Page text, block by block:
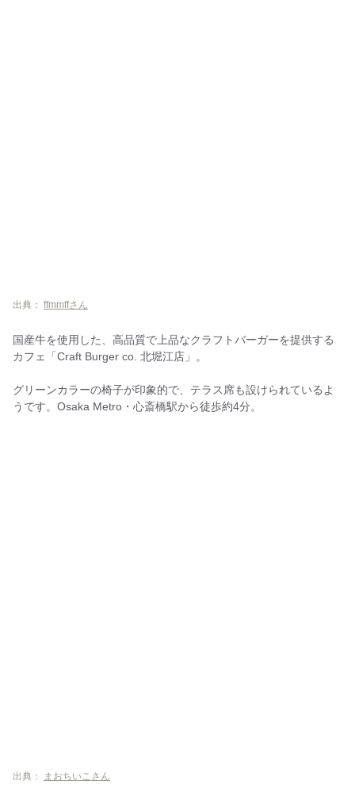
出典： ffmmffさん
国産牛を使用した、高品質で上品なクラフトバーガーを提供する
カフェ「Craft Burger co. 北堀江店」。
グリーンカラーの椅子が印象的で、テラス席も設けられているよ
うです。Osaka Metro・心斎橋駅から徒歩約4分。
出典： まおちいこさん